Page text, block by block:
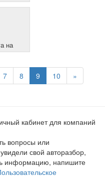
на
7 8 9 10 »
кабинет для компаний
вопросы или
свой авторазбор,
информацию, напишите